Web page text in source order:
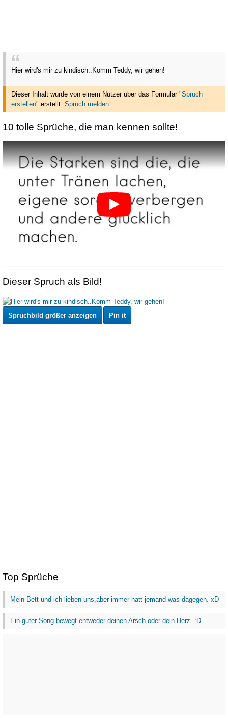
Hier wird's mir zu kindisch..Komm Teddy, wir gehen!
Dieser Inhalt wurde von einem Nutzer über das Formular "Spruch
erstellen" erstellt. Spruch melden
10 tolle Sprüche, die man kennen sollte!
Dieser Spruch als Bild!
Spruchbild größer anzeigen Pin it
Top Sprüche
Mein Bett und ich lieben uns,aber immer hatt jemand was dagegen. xD
Ein guter Song bewegt entweder deinen Arsch oder dein Herz. :D